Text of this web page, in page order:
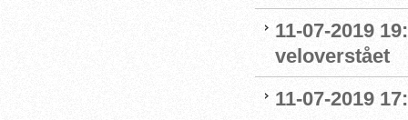
11-07-2019
veloverstået
11-07-2019